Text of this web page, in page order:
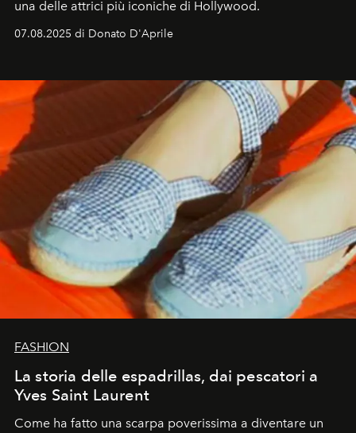
una delle attrici più iconiche di Hollywood.
07.08.2025 di Donato D'Aprile
FASHION
La storia delle espadrillas, dai pescatori a
Yves Saint Laurent
Come ha fatto una scarpa poverissima a diventare un